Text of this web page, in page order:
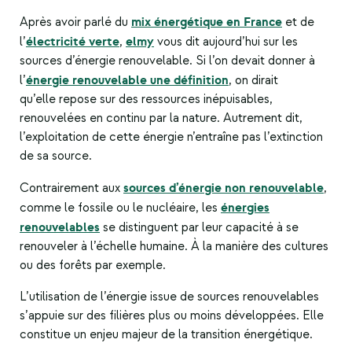
Après avoir parlé du mix énergétique en France et de
l’électricité verte, elmy vous dit aujourd’hui sur les
sources d’énergie renouvelable. Si l’on devait donner à
l’énergie renouvelable une définition, on dirait
qu’elle repose sur des ressources inépuisables,
renouvelées en continu par la nature. Autrement dit,
l’exploitation de cette énergie n’entraîne pas l’extinction
de sa source.
Contrairement aux sources d’énergie non renouvelable,
comme le fossile ou le nucléaire, les énergies
renouvelables se distinguent par leur capacité à se
renouveler à l’échelle humaine. À la manière des cultures
ou des forêts par exemple.
L’utilisation de l’énergie issue de sources renouvelables
s’appuie sur des filières plus ou moins développées. Elle
constitue un enjeu majeur de la transition énergétique.